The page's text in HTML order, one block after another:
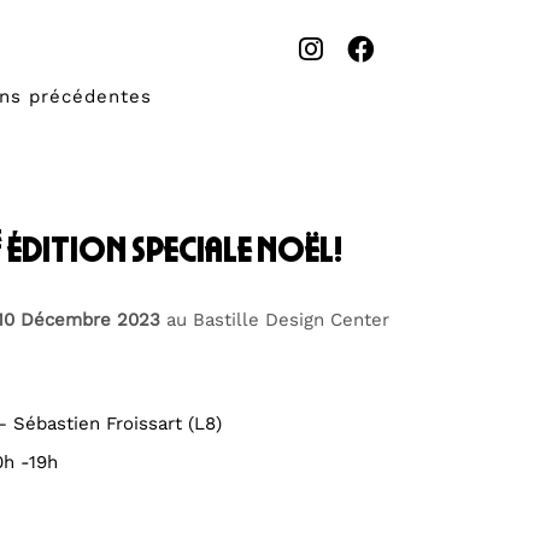
précédentes
édition speciale noël!
Décembre 2023 au Bastille Design Center
Sébastien Froissart (L8)
-19h